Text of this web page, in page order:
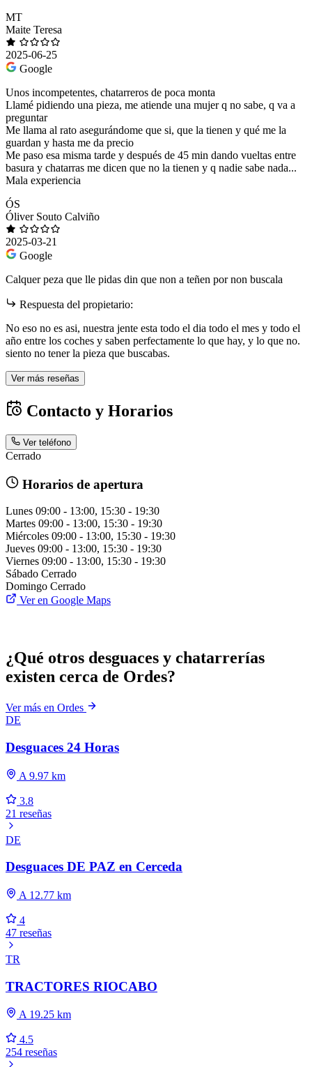
MT
Maite Teresa
2025-06-25
Google
Unos incompetentes, chatarreros de poca monta
Llamé pidiendo una pieza, me atiende una mujer q no sabe, q va a
preguntar
Me llama al rato asegurándome que si, que la tienen y qué me la
guardan y hasta me da precio
Me paso esa misma tarde y después de 45 min dando vueltas entre
basura y chatarras me dicen que no la tienen y q nadie sabe nada...
Mala experiencia
ÓS
Óliver Souto Calviño
2025-03-21
Google
Calquer peza que lle pidas din que non a teñen por non buscala
Respuesta del propietario:
No eso no es asi, nuestra jente esta todo el dia todo el mes y todo el
año entre los coches y saben perfectamente lo que hay, y lo que no.
siento no tener la pieza que buscabas.
Ver más reseñas
Contacto y Horarios
Ver teléfono
Cerrado
Horarios de apertura
Lunes 09:00 - 13:00, 15:30 - 19:30
Martes 09:00 - 13:00, 15:30 - 19:30
Miércoles 09:00 - 13:00, 15:30 - 19:30
Jueves 09:00 - 13:00, 15:30 - 19:30
Viernes 09:00 - 13:00, 15:30 - 19:30
Sábado Cerrado
Domingo Cerrado
Ver en Google Maps
¿Qué otros desguaces y chatarrerías
existen cerca de Ordes?
Ver más en Ordes
DE
Desguaces 24 Horas
A 9.97 km
3.8
21 reseñas
DE
Desguaces DE PAZ en Cerceda
A 12.77 km
4
47 reseñas
TR
TRACTORES RIOCABO
A 19.25 km
4.5
254 reseñas